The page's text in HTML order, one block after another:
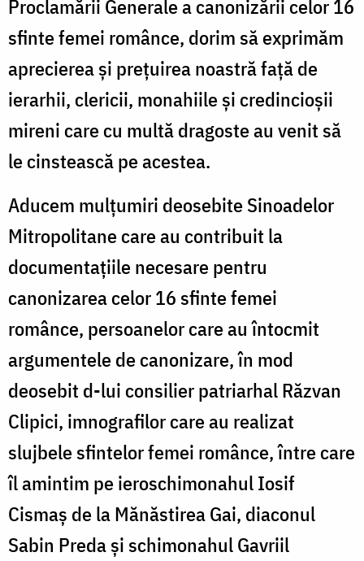
Proclamării Generale a canonizării celor 16
sfinte femei românce, dorim să exprimăm
aprecierea și prețuirea noastră față de
ierarhii, clericii, monahiile și credincioșii
mireni care cu multă dragoste au venit să
le cinstească pe acestea.
Aducem mulțumiri deosebite Sinoadelor
Mitropolitane care au contribuit la
documentațiile necesare pentru
canonizarea celor 16 sfinte femei
românce, persoanelor care au întocmit
argumentele de canonizare, în mod
deosebit d-lui consilier patriarhal Răzvan
Clipici, imnografilor care au realizat
slujbele sfintelor femei românce, între care
îl amintim pe ieroschimonahul Iosif
Cismaș de la Mănăstirea Gai, diaconul
Sabin Preda și schimonahul Gavriil